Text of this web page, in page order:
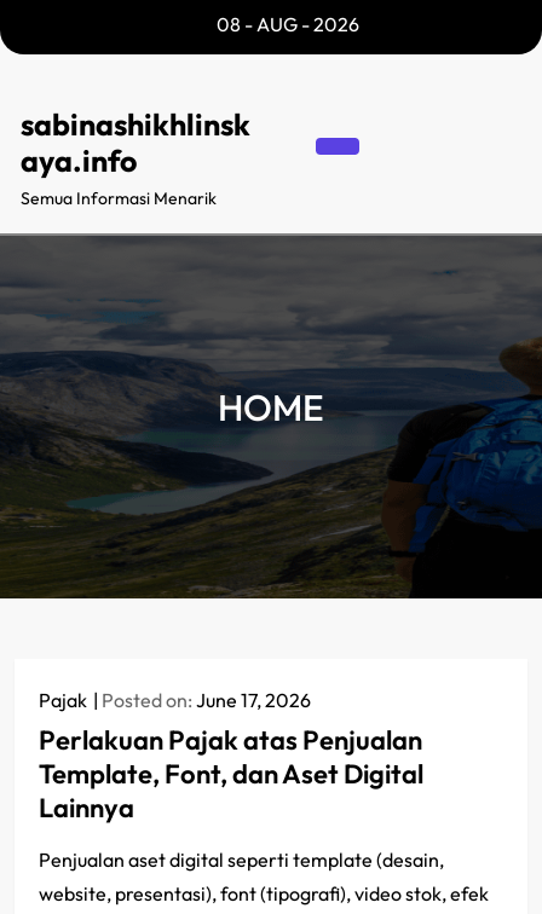
to
08 - AUG - 2026
sabinashikhlinsk
aya.info
Semua Informasi Menarik
HOME
Pajak Posted on: June 17, 2026
Perlakuan Pajak atas Penjualan
Template, Font, dan Aset Digital
Lainnya
Penjualan aset digital seperti template (desain,
website, presentasi), font (tipografi), video stok, efek